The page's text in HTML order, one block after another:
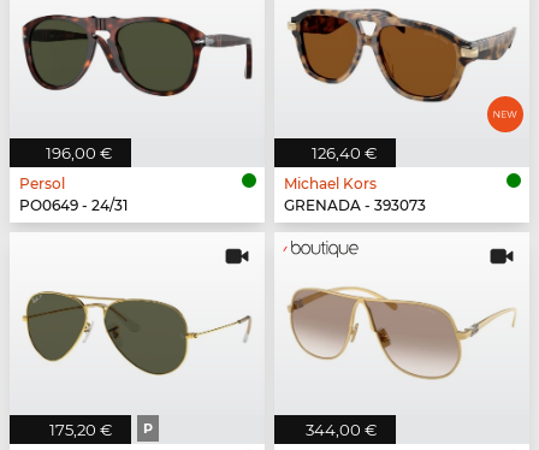
196,00 €
Persol
PO0649 - 24/31
126,40 €
Michael Kors
GRENADA - 393073
175,20 € P 344,00 €